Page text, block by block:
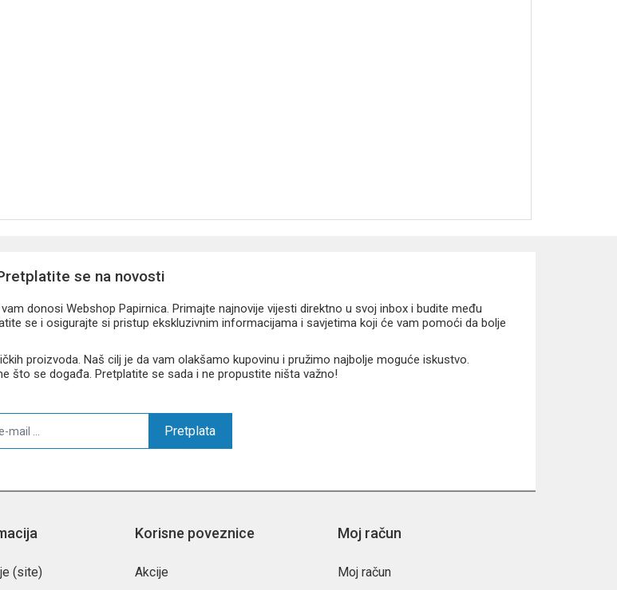
se na novosti
donosi Webshop Papirnica. Primajte najnovije vijesti direktno u svoj inbox i budite među
se i osigurajte si pristup ekskluzivnim informacijama i savjetima koji će vam pomoći da bolje
proizvoda. Naš cilj je da vam olakšamo kupovinu i pružimo najbolje moguće iskustvo.
što se događa. Pretplatite se sada i ne propustite ništa važno!
Pretplata
(site)
Korisne poveznice
Akcije
Moj račun
Moj račun